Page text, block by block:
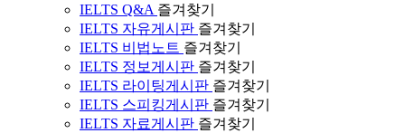
IELTS Q&A 즐겨찾기
IELTS 자유게시판 즐겨찾기
IELTS 비법노트 즐겨찾기
IELTS 정보게시판 즐겨찾기
IELTS 라이팅게시판 즐겨찾기
IELTS 스피킹게시판 즐겨찾기
IELTS 자료게시판 즐겨찾기